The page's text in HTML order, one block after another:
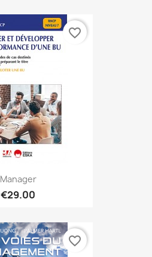
Manager
€29.00
favorite_border
favorite_border